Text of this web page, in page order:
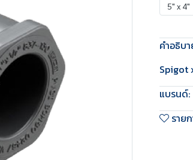
5" x 4"
คำอธิบ
Spigot
แบรนด์:
ราย